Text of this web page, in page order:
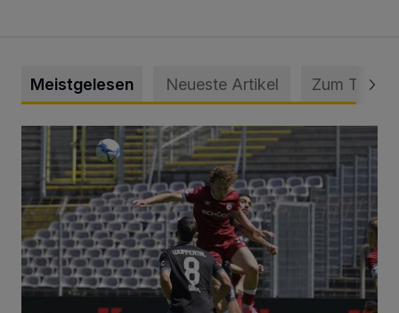
Meistgelesen Neueste Artikel Zum Thema
WSV: Übertragung im Barmer Bahnhof und klare Ansage